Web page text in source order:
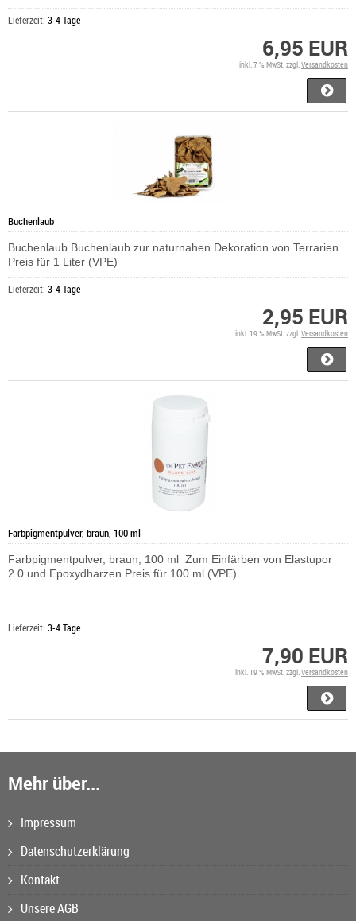
Lieferzeit: 3-4 Tage
6,95 EUR
inkl. 7 % MwSt. zzgl. Versandkosten
Buchenlaub
Buchenlaub Buchenlaub zur naturnahen Dekoration von Terrarien.
Preis für 1 Liter (VPE)
Lieferzeit: 3-4 Tage
2,95 EUR
inkl. 19 % MwSt. zzgl.Versandkosten
Farbpigmentpulver, braun, 100 ml
Farbpigmentpulver, braun, 100 ml Zum Einfärben von Elastupor
2.0 und Epoxydharzen Preis für 100 ml (VPE)
Lieferzeit: 3-4 Tage
7,90 EUR
inkl. 19 % MwSt. zzgl.Versandkosten
Mehr über...
Impressum
Datenschutzerklärung
Kontakt
Unsere AGB